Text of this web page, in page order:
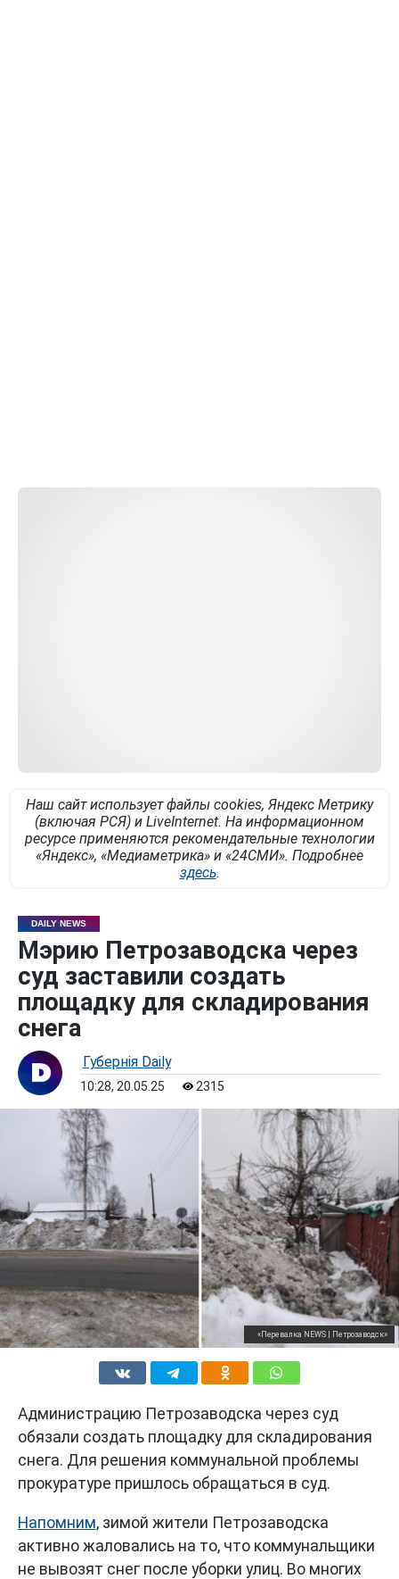
Наш сайт использует файлы cookies, Яндекс Метрику
(включая РСЯ) и LiveInternet. На информационном
ресурсе применяются рекомендательные технологии
«Яндекс», «Медиаметрика» и «24СМИ». Подробнее
здесь.
DAILY NEWS
Мэрию Петрозаводска через
суд заставили создать
площадку для складирования
снега
Губернiя Daily
10:28, 20.05.25 2315
«Перевалка NEWS | Петрозаводск»
Администрацию Петрозаводска через суд
обязали создать площадку для складирования
снега. Для решения коммунальной проблемы
прокуратуре пришлось обращаться в суд.
Напомним, зимой жители Петрозаводска
активно жаловались на то, что коммунальщики
не вывозят снег после уборки улиц. Во многих